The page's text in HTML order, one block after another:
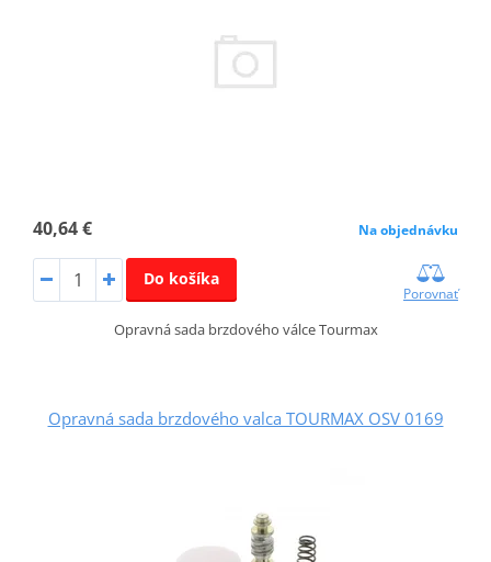
40,64 € Na objednávku
Do košíka
Porovnať
Opravná sada brzdového válce Tourmax
Opravná sada brzdového valca TOURMAX OSV 0169